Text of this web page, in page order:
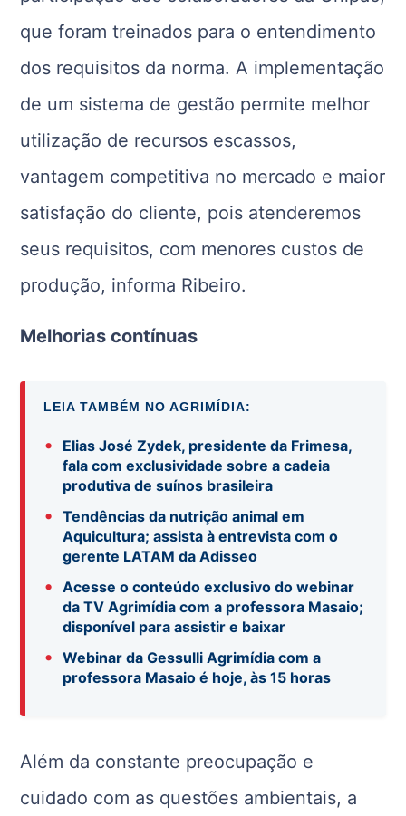
que foram treinados para o entendimento
dos requisitos da norma. A implementação
de um sistema de gestão permite melhor
utilização de recursos escassos,
vantagem competitiva no mercado e maior
satisfação do cliente, pois atenderemos
seus requisitos, com menores custos de
produção, informa Ribeiro.
Melhorias contínuas
LEIA TAMBÉM NO AGRIMÍDIA:
•
Elias José Zydek, presidente da Frimesa,
fala com exclusividade sobre a cadeia
produtiva de suínos brasileira
•
Tendências da nutrição animal em
Aquicultura; assista à entrevista com o
gerente LATAM da Adisseo
•
Acesse o conteúdo exclusivo do webinar
da TV Agrimídia com a professora Masaio;
disponível para assistir e baixar
•
Webinar da Gessulli Agrimídia com a
professora Masaio é hoje, às 15 horas
Além da constante preocupação e
cuidado com as questões ambientais, a